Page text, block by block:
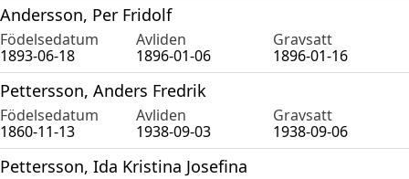
Andersson, Per Fridolf
Födelsedatum Avliden
Gravsatt
1893-06-18
1896-01-06 1896-01-16
Pettersson, Anders Fredrik
Födelsedatum Avliden
Gravsatt
1860-11-13
1938-09-03 1938-09-06
Pettersson, Ida Kristina Josefina